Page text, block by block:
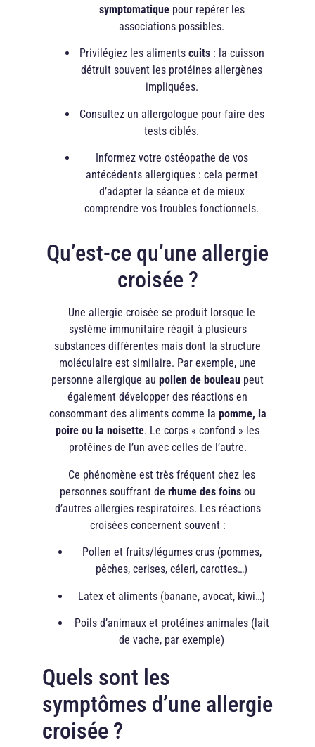
Qu’est-ce qu’une allergie
croisée ?
Une allergie croisée se produit lorsque le
système immunitaire réagit à plusieurs
substances différentes mais dont la structure
moléculaire est similaire. Par exemple, une
personne allergique au pollen de bouleau peut
également développer des réactions en
consommant des aliments comme la pomme, la
poire ou la noisette. Le corps « confond » les
protéines de l’un avec celles de l’autre.
Ce phénomène est très fréquent chez les
personnes souffrant de rhume des foins ou
d’autres allergies respiratoires. Les réactions
croisées concernent souvent :
Pollen et fruits/légumes crus (pommes,
pêches, cerises, céleri, carottes…)
Latex et aliments (banane, avocat, kiwi…)
Poils d’animaux et protéines animales (lait
de vache, par exemple)
Quels sont les
symptômes d’une allergie
croisée ?
symptomatiquepour repérer les
associations possibles.
Privilégiez les aliments cuits: la cuisson
détruit souvent les protéines allergènes
impliquées.
Consultez un allergologue pour faire des
tests ciblés.
Informez votre ostéopathe de vos
antécédents allergiques : cela permet
d’adapter la séance et de mieux
comprendre vos troubles fonctionnels.